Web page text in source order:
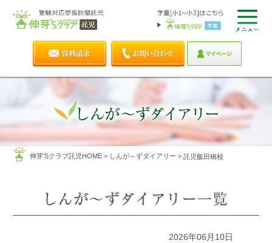
伸芽'Sクラブ託児HOME> しんが～ずダイアリー > 託児飯田橋校
2026年06月10日